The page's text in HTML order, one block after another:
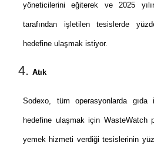
yöneticilerini eğiterek ve 2025
tarafından işletilen tesislerde
hedefine ulaşmak istiyor.
Atık
Sodexo, tüm operasyonlarda gıda
hedefine ulaşmak için WasteWatch
yemek hizmeti verdiği tesislerinin